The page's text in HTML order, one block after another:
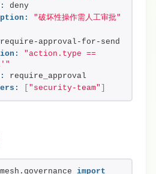
deny
"破坏性操作需人工审批"
require-approval-for-send
"action.type ==
require_approval
[ "security-team" ]
import